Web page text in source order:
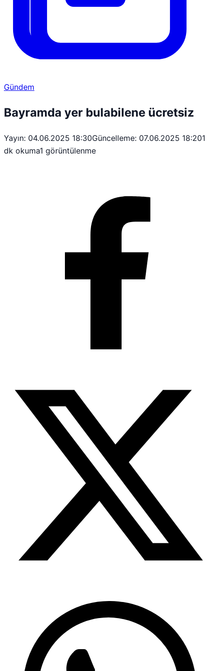
Gündem
Bayramda yer bulabilene ücretsiz
Yayın: 04.06.2025 18:30Güncelleme: 07.06.2025 18:201
dk okuma1 görüntülenme